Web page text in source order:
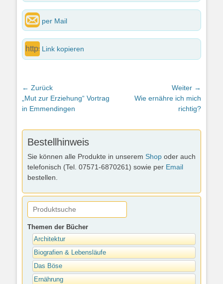
per Mail
Link kopieren
Beitragsnavigation
← Zurück
Vorheriger
Beitrag:
„Mut zur Erziehung“ Vortrag
in Emmendingen
Weiter →
NächsterWie ernähre ich mich
richtig?
Bestellhinweis
Sie können alle Produkte in unserem Shop oder auch
telefonisch (Tel. 07571-6870261) sowie per Email
bestellen.
Themen der Bücher
Architektur
Biografien & Lebensläufe
Das Böse
Ernährung